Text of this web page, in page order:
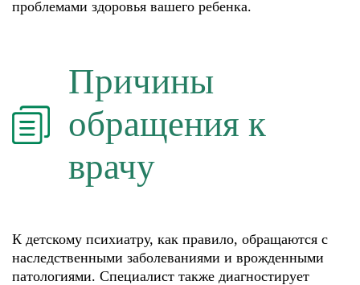
проблемами здоровья вашего ребенка.
Причины
обращения к
врачу
К детскому психиатру, как правило, обращаются с
наследственными заболеваниями и врожденными
патологиями. Специалист также диагностирует